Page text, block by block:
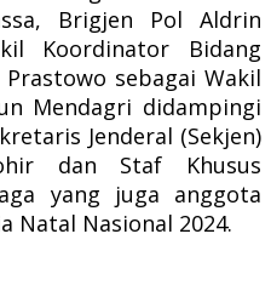
Brigjen Pol Aldrin
Koordinator Bidang
sebagai Wakil
Mendagri didampingi
Jenderal (Sekjen)
dan Staf Khusus
yang juga anggota
Natal Nasional 2024.